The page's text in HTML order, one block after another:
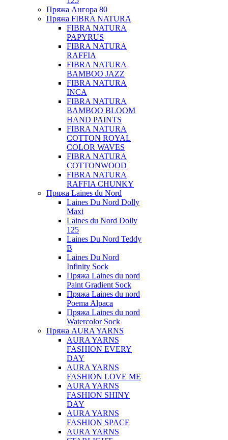
Пряжа Ангора 80
Пряжа FIBRA NATURA
FIBRA NATURA
PAPYRUS
FIBRA NATURA
RAFFIA
FIBRA NATURA
BAMBOO JAZZ
FIBRA NATURA
INCA
FIBRA NATURA
BAMBOO BLOOM
HAND PAINTS
FIBRA NATURA
COTTON ROYAL
COLOR WAVES
FIBRA NATURA
COTTONWOOD
FIBRA NATURA
RAFFIA CHUNKY
Пряжа Laines du Nord
Laines Du Nord Dolly
Maxi
Laines du Nord Dolly
125
Laines Du Nord Teddy
B
Laines Du Nord
Infinity Sock
Пряжа Laines du nord
Paint Gradient Sock
Пряжа Laines du nord
Poema Alpaca
Пряжа Laines du nord
Watercolor Sock
Пряжа AURA YARNS
AURA YARNS
FASHION EVERY
DAY
AURA YARNS
FASHION LOVE ME
AURA YARNS
FASHION SHINY
DAY
AURA YARNS
FASHION SPACE
AURA YARNS